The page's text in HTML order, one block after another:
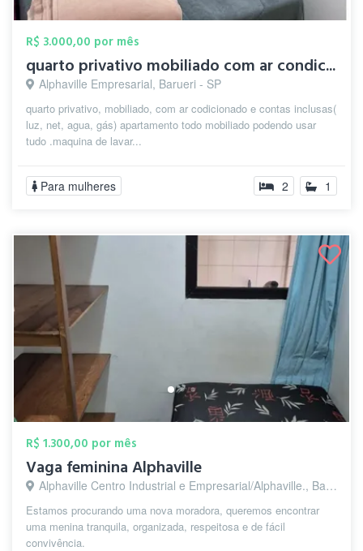
R$ 3.000,00 por mês
quarto privativo mobiliado com ar condic...
Alphaville Empresarial, Barueri - SP
quarto privativo, mobiliado, com ar codicionado e contas inclusas(
luz, net, agua, gás) apartamento todo mobiliado podendo usar
tudo .maquina de lavar...
Para mulheres 2 1
R$ 1.300,00 por mês
Vaga feminina Alphaville
Alphaville Centro Industrial e Empresarial/Alphaville., Barueri - SP
Estamos procurando uma nova moradora, queremos encontrar
uma menina tranquila, organizada, respeitosa e de fácil
convivência.